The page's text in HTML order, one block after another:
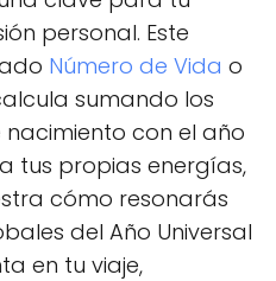
personal. Este
Número de Vida o
sumando los
con el año
tus propias energías,
cómo resonarás
del Año Universal
en tu viaje,